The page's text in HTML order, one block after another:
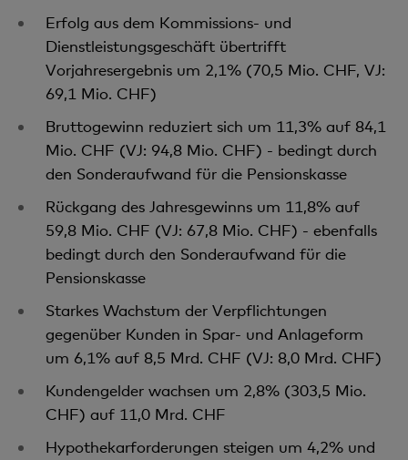
Erfolg aus dem Kommissions- und
Dienstleistungsgeschäft übertrifft
Vorjahresergebnis um 2,1% (70,5 Mio. CHF, VJ:
69,1 Mio. CHF)
Bruttogewinn reduziert sich um 11,3% auf 84,1
Mio. CHF (VJ: 94,8 Mio. CHF) - bedingt durch
den Sonderaufwand für die Pensionskasse
Rückgang des Jahresgewinns um 11,8% auf
59,8 Mio. CHF (VJ: 67,8 Mio. CHF) - ebenfalls
bedingt durch den Sonderaufwand für die
Pensionskasse
Starkes Wachstum der Verpflichtungen
gegenüber Kunden in Spar- und Anlageform
um 6,1% auf 8,5 Mrd. CHF (VJ: 8,0 Mrd. CHF)
Kundengelder wachsen um 2,8% (303,5 Mio.
CHF) auf 11,0 Mrd. CHF
Hypothekarforderungen steigen um 4,2% und